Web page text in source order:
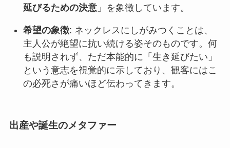
延びるための決意」を象徴しています。
希望の象徴: ネックレスにしがみつくことは、
主人公が絶望に抗い続ける姿そのものです。何
も説明されず、ただ本能的に「生き延びたい」
という意志を視覚的に示しており、観客にはこ
の必死さが痛いほど伝わってきます。
出産や誕生のメタファー